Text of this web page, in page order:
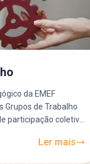
da EMEF
Grupos de Trabalho
participação coletiva
Ler mais